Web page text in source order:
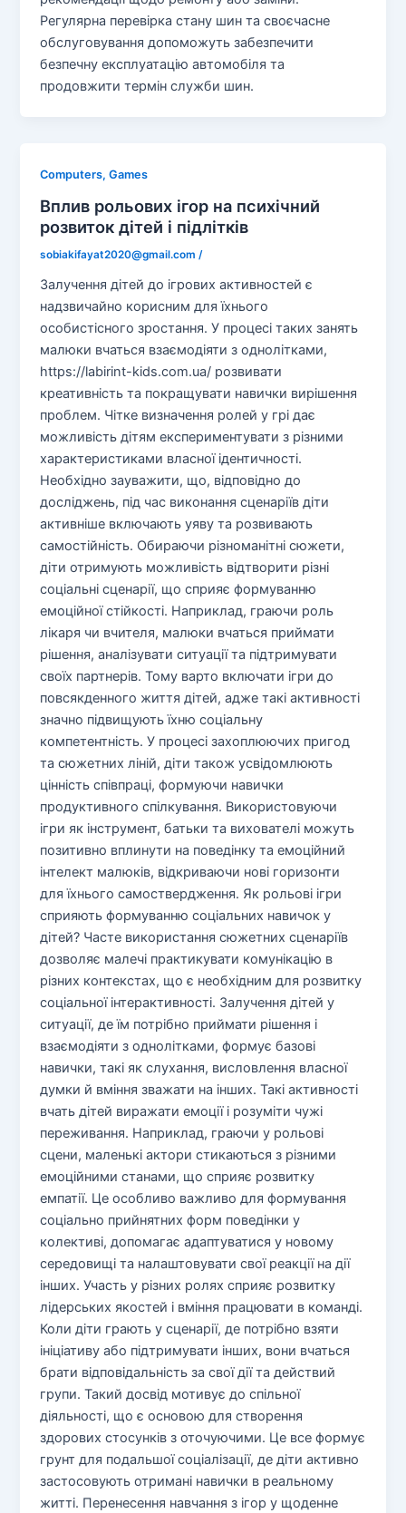
Регулярна перевірка стану шин та своєчасне
обслуговування допоможуть забезпечити
безпечну експлуатацію автомобіля та
продовжити термін служби шин.
Computers, Games
Вплив рольових ігор на психічний
розвиток дітей і підлітків
sobiakifayat2020@gmail.com/
Залучення дітей до ігрових активностей є
надзвичайно корисним для їхнього
особистісного зростання. У процесі таких занять
малюки вчаться взаємодіяти з однолітками,
https://labirint-kids.com.ua/ розвивати
креативність та покращувати навички вирішення
проблем. Чітке визначення ролей у грі дає
можливість дітям експериментувати з різними
характеристиками власної ідентичності.
Необхідно зауважити, що, відповідно до
досліджень, під час виконання сценаріїв діти
активніше включають уяву та розвивають
самостійність. Обираючи різноманітні сюжети,
діти отримують можливість відтворити різні
соціальні сценарії, що сприяє формуванню
емоційної стійкості. Наприклад, граючи роль
лікаря чи вчителя, малюки вчаться приймати
рішення, аналізувати ситуації та підтримувати
своїх партнерів. Тому варто включати ігри до
повсякденного життя дітей, адже такі активності
значно підвищують їхню соціальну
компетентність. У процесі захоплюючих пригод
та сюжетних ліній, діти також усвідомлюють
цінність співпраці, формуючи навички
продуктивного спілкування. Використовуючи
ігри як інструмент, батьки та вихователі можуть
позитивно вплинути на поведінку та емоційний
інтелект малюків, відкриваючи нові горизонти
для їхнього самоствердження. Як рольові ігри
сприяють формуванню соціальних навичок у
дітей? Часте використання сюжетних сценаріїв
дозволяє малечі практикувати комунікацію в
різних контекстах, що є необхідним для розвитку
соціальної інтерактивності. Залучення дітей у
ситуації, де їм потрібно приймати рішення і
взаємодіяти з однолітками, формує базові
навички, такі як слухання, висловлення власної
думки й вміння зважати на інших. Такі активності
вчать дітей виражати емоції і розуміти чужі
переживання. Наприклад, граючи у рольові
сцени, маленькі актори стикаються з різними
емоційними станами, що сприяє розвитку
емпатії. Це особливо важливо для формування
соціально прийнятних форм поведінки у
колективі, допомагає адаптуватися у новому
середовищі та налаштовувати свої реакції на дії
інших. Участь у різних ролях сприяє розвитку
лідерських якостей і вміння працювати в команді.
Коли діти грають у сценарії, де потрібно взяти
ініціативу або підтримувати інших, вони вчаться
брати відповідальність за свої дії та действий
групи. Такий досвід мотивує до спільної
діяльності, що є основою для створення
здорових стосунків з оточуючими. Це все формує
грунт для подальшої соціалізації, де діти активно
застосовують отримані навички в реальному
житті. Перенесення навчання з ігор у щоденне